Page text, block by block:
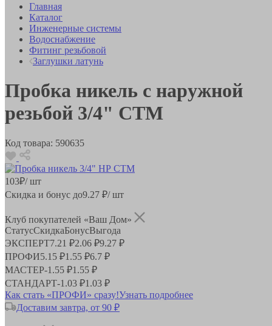
Главная
Каталог
Инженерные системы
Водоснабжение
Фитинг резьбовой
Заглушки латунь
Пробка никель с наружной
резьбой 3/4" CTM
Код товара: 590635
103₽/ шт
Скидка и бонус до9.27 ₽/ шт
Клуб покупателей «Ваш Дом»
СтатусСкидкаБонусВыгода
ЭКСПЕРТ7.21 ₽2.06 ₽9.27 ₽
ПРОФИ5.15 ₽1.55 ₽6.7 ₽
МАСТЕР-1.55 ₽1.55 ₽
СТАНДАРТ-1.03 ₽1.03 ₽
Как стать «ПРОФИ» сразу!Узнать подробнее
Доставим завтра, от 90 ₽